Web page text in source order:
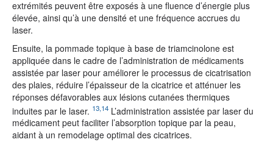
extrémités peuvent être exposés à une fluence d’énergie plus
élevée, ainsi qu’à une densité et une fréquence accrues du
laser.
Ensuite, la pommade topique à base de triamcinolone est
appliquée dans le cadre de l’administration de médicaments
assistée par laser pour améliorer le processus de cicatrisation
des plaies, réduire l’épaisseur de la cicatrice et atténuer les
réponses défavorables aux lésions cutanées thermiques
induites par le laser. 13,14 L’administration assistée par laser du
médicament peut faciliter l’absorption topique par la peau,
aidant à un remodelage optimal des cicatrices.